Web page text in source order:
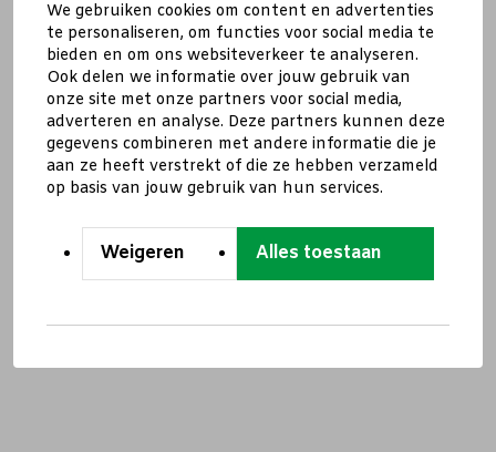
We gebruiken cookies om content en advertenties
te personaliseren, om functies voor social media te
bieden en om ons websiteverkeer te analyseren.
Ook delen we informatie over jouw gebruik van
onze site met onze partners voor social media,
adverteren en analyse. Deze partners kunnen deze
gegevens combineren met andere informatie die je
aan ze heeft verstrekt of die ze hebben verzameld
op basis van jouw gebruik van hun services.
Weigeren Alles toestaan